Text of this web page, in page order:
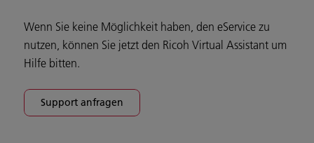
Wenn Sie keine Möglichkeit haben, den eService zu
nutzen, können Sie jetzt den Ricoh Virtual Assistant um
Hilfe bitten.
Support anfragen